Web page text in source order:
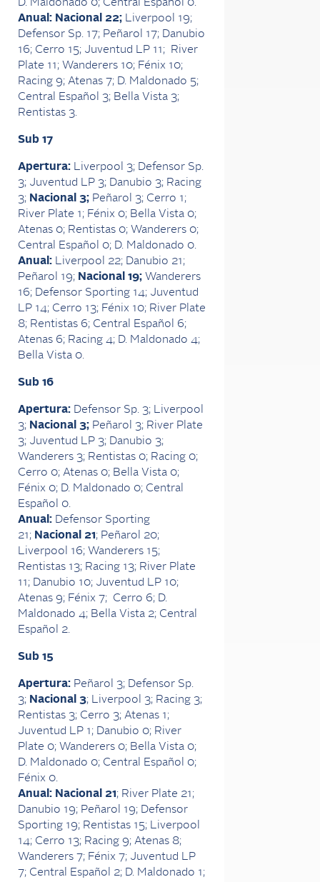
D. Maldonado 0; Central Español 0.
Anual: Nacional 22; Liverpool 19;
Defensor Sp. 17; Peñarol 17; Danubio
16; Cerro 15; Juventud LP 11; River
Plate 11; Wanderers 10; Fénix 10;
Racing 9; Atenas 7; D. Maldonado 5;
Central Español 3; Bella Vista 3;
Rentistas 3.
Sub 17
Apertura: Liverpool 3; Defensor Sp.
3; Juventud LP 3; Danubio 3; Racing
3; Nacional 3; Peñarol 3; Cerro 1;
River Plate 1; Fénix 0; Bella Vista 0;
Atenas 0; Rentistas 0; Wanderers 0;
Central Español 0; D. Maldonado 0.
Anual: Liverpool 22; Danubio 21;
Peñarol 19; Nacional 19; Wanderers
16; Defensor Sporting 14; Juventud
LP 14; Cerro 13; Fénix 10; River Plate
8; Rentistas 6; Central Español 6;
Atenas 6; Racing 4; D. Maldonado 4;
Bella Vista 0.
Sub 16
Apertura: Defensor Sp. 3; Liverpool
3; Nacional 3; Peñarol 3; River Plate
3; Juventud LP 3; Danubio 3;
Wanderers 3; Rentistas 0; Racing 0;
Cerro 0; Atenas 0; Bella Vista 0;
Fénix 0; D. Maldonado 0; Central
Español 0.
Anual: Defensor Sporting
21; Nacional 21; Peñarol 20;
Liverpool 16; Wanderers 15;
Rentistas 13; Racing 13; River Plate
11; Danubio 10; Juventud LP 10;
Atenas 9; Fénix 7; Cerro 6; D.
Maldonado 4; Bella Vista 2; Central
Español 2.
Sub 15
Apertura: Peñarol 3; Defensor Sp.
3; Nacional 3; Liverpool 3; Racing 3;
Rentistas 3; Cerro 3; Atenas 1;
Juventud LP 1; Danubio 0; River
Plate 0; Wanderers 0; Bella Vista 0;
D. Maldonado 0; Central Español 0;
Fénix 0.
Anual: Nacional 21; River Plate 21;
Danubio 19; Peñarol 19; Defensor
Sporting 19; Rentistas 15; Liverpool
14; Cerro 13; Racing 9; Atenas 8;
Wanderers 7; Fénix 7; Juventud LP
7; Central Español 2; D. Maldonado 1;